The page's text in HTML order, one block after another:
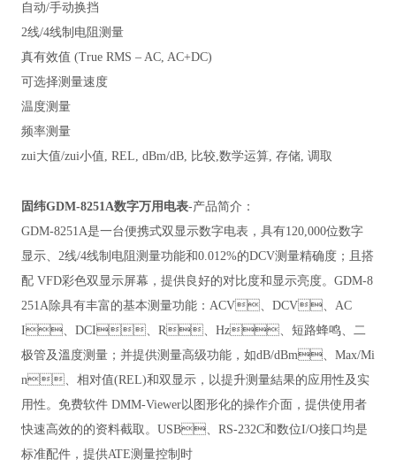
自动/手动换挡
2线/4线制电阻测量
真有效值 (True RMS – AC, AC+DC)
可选择测量速度
温度测量
频率测量
zui大值/zui小值, REL, dBm/dB, 比较,数学运算, 存储, 调取
固纬GDM-8251A数字万用电表-产品简介：
GDM-8251A是一台便携式双显示数字电表，具有120,000位数字
显示、2线/4线制电阻测量功能和0.012%的DCV测量精确度；且搭
配 VFD彩色双显示屏幕，提供良好的对比度和显示亮度。GDM-8
251A除具有丰富的基本测量功能：ACV、DCV、AC
I、DCI、R、Hz、短路蜂鸣、二
极管及溫度测量；并提供测量高级功能，如dB/dBm、Max/Mi
n、相对值(REL)和双显示，以提升测量結果的应用性及实
用性。免费软件 DMM-Viewer以图形化的操作介面，提供使用者
快速高效的的资料截取。USB、RS-232C和数位I/O接口均是
标准配件，提供ATE测量控制时